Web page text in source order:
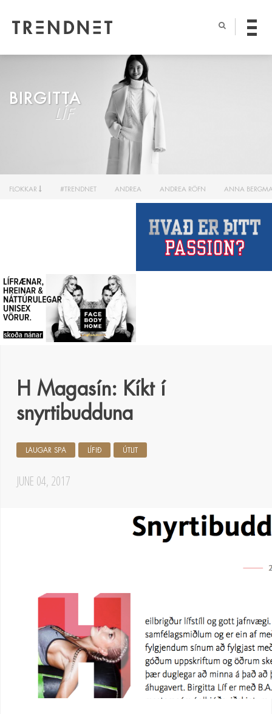
BIRGITTA
LÍF
FLOKKAR #TRENDNET ANDREA ANDREA RÖFN ANNA
H Magasín: Kíkt í
snyrtibudduna
JUNE 04, 2017
LAUGAR SPA LÍFIÐ ÚTLIT